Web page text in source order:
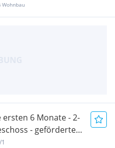
Wohnbau
ersten 6 Monate - 2-
- geförderte